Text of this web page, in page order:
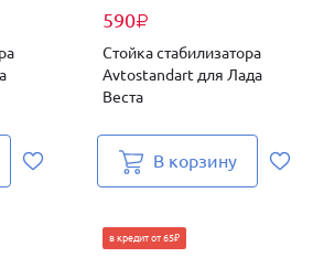
590₽
Стойка стабилизатора
Avtostandart для Лада
Веста
В корзину
в кредит от 65₽